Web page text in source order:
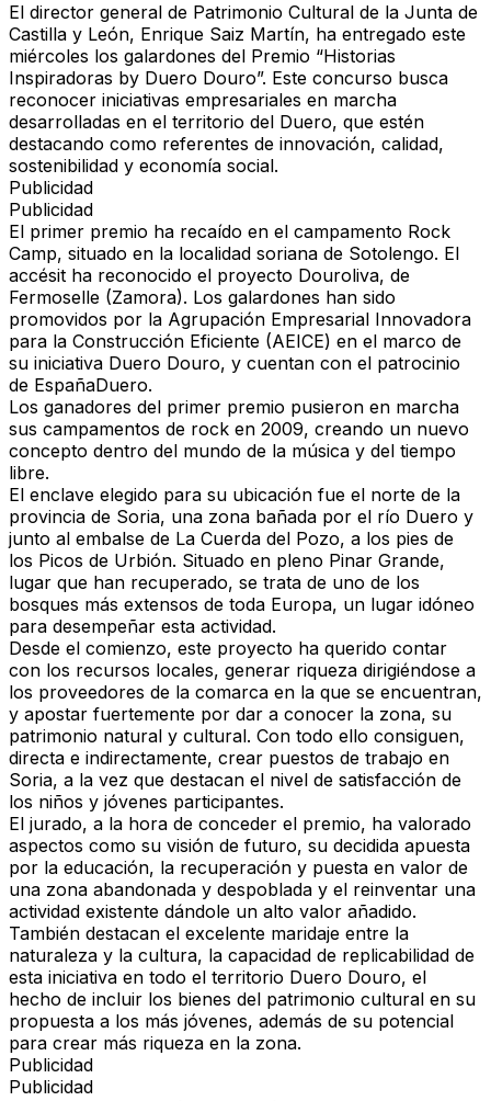
El director general de Patrimonio Cultural de la Junta de
Castilla y León, Enrique Saiz Martín, ha entregado este
miércoles los galardones del Premio “Historias
Inspiradoras by Duero Douro”. Este concurso busca
reconocer iniciativas empresariales en marcha
desarrolladas en el territorio del Duero, que estén
destacando como referentes de innovación, calidad,
sostenibilidad y economía social.
Publicidad
Publicidad
El primer premio ha recaído en el campamento Rock
Camp, situado en la localidad soriana de Sotolengo. El
accésit ha reconocido el proyecto Douroliva, de
Fermoselle (Zamora). Los galardones han sido
promovidos por la Agrupación Empresarial Innovadora
para la Construcción Eficiente (AEICE) en el marco de
su iniciativa Duero Douro, y cuentan con el patrocinio
de EspañaDuero.
Los ganadores del primer premio pusieron en marcha
sus campamentos de rock en 2009, creando un nuevo
concepto dentro del mundo de la música y del tiempo
libre.
El enclave elegido para su ubicación fue el norte de la
provincia de Soria, una zona bañada por el río Duero y
junto al embalse de La Cuerda del Pozo, a los pies de
los Picos de Urbión. Situado en pleno Pinar Grande,
lugar que han recuperado, se trata de uno de los
bosques más extensos de toda Europa, un lugar idóneo
para desempeñar esta actividad.
Desde el comienzo, este proyecto ha querido contar
con los recursos locales, generar riqueza dirigiéndose a
los proveedores de la comarca en la que se encuentran,
y apostar fuertemente por dar a conocer la zona, su
patrimonio natural y cultural. Con todo ello consiguen,
directa e indirectamente, crear puestos de trabajo en
Soria, a la vez que destacan el nivel de satisfacción de
los niños y jóvenes participantes.
El jurado, a la hora de conceder el premio, ha valorado
aspectos como su visión de futuro, su decidida apuesta
por la educación, la recuperación y puesta en valor de
una zona abandonada y despoblada y el reinventar una
actividad existente dándole un alto valor añadido.
También destacan el excelente maridaje entre la
naturaleza y la cultura, la capacidad de replicabilidad de
esta iniciativa en todo el territorio Duero Douro, el
hecho de incluir los bienes del patrimonio cultural en su
propuesta a los más jóvenes, además de su potencial
para crear más riqueza en la zona.
Publicidad
Publicidad